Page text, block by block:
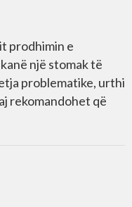
prodhimin e
një stomak të
problematike, urthi
rekomandohet që